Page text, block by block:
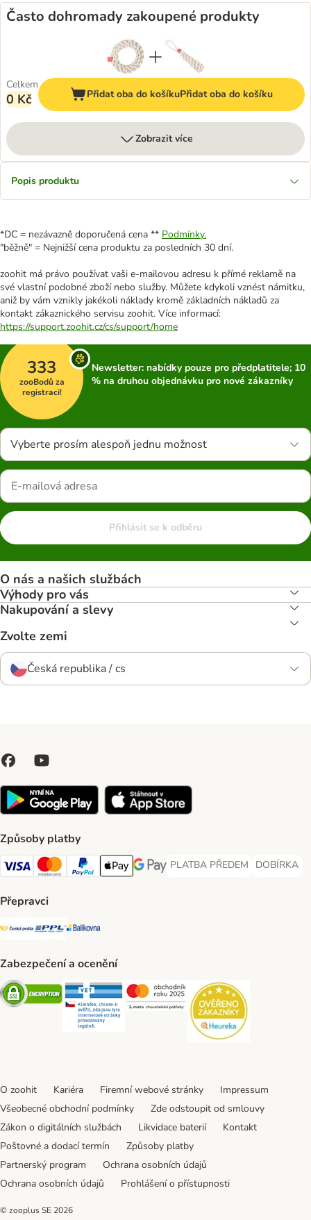
Často dohromady zakoupené produkty
Celkem
0 Kč Přidat oba do košíkuPřidat oba do košíku
Zobrazit více
Popis produktu
*DC = nezávazně doporučená cena ** Podmínky.
"běžně" = Nejnižší cena produktu za posledních 30 dní.
zoohit má právo používat vaši e-mailovou adresu k přímé reklamě na
své vlastní podobné zboží nebo služby. Můžete kdykoli vznést námitku,
aniž by vám vznikly jakékoli náklady kromě základních nákladů za
kontakt zákaznického servisu zoohit. Více informací:
https://support.zoohit.cz/cs/support/home
333
zooBodů za
registraci!
Newsletter: nabídky pouze pro předplatitele; 10
% na druhou objednávku pro nové zákazníky
Vyberte prosím alespoň jednu možnost
Přihlásit se k odběru
O nás a našich službách
Výhody pro vás
Nakupování a slevy
Zvolte zemi
Česká republika / cs
Způsoby platby
Visa Payment Method
Mastercard Payment Method
PayPal Payment Method
Apple pay Payment Method
GooglePay Payment Method
PLATBA PŘEDEM
PLATBA PŘEDEM Payment
DOBÍRKA
DOBÍRKA
Přepravci
Česká pošta Shipping Method
PPL Shipping Method
Balíkovna Shipping Method
Zabezpečení a ocenění
Security Security Security
O zoohit Kariéra Firemní webové stránky
Impressum
Všeobecné obchodní podmínky
Zde odstoupit od smlouvy
Zákon o digitálních službách
Likvidace baterií
Kontakt
Poštovné a dodací termín
Způsoby platby
Partnerský program
Ochrana osobních údajů
Ochrana osobních údajů
Prohlášení o přístupnosti
© zooplus SE 2026